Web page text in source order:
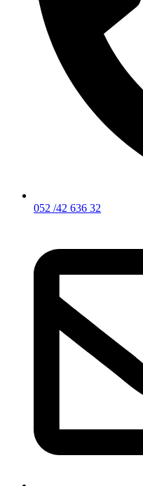
052 /42 636 32